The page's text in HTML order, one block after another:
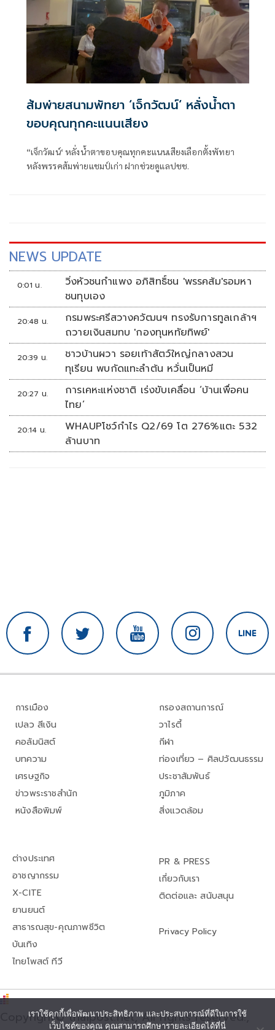
ส้มพ่ายสนามพัทยา ‘เจ็กวัฒน์‘ หลั่งน้ำตา
ขอบคุณทุกคะแนนเสียง
“เจ็กวัฒน์‘ หลั่งน้ำตาขอบคุณทุกคะแนนเสียงเลือกตั้งพัทยา
หลังพรรคส้มพ่ายแชมป์เก่า ฝากช่วยดูแลปชช.
NEWS UPDATE
0:01 น.
วิ่งหัวชนกำแพง อภิสิทธิ์ชน 'พรรคส้ม'รอมหา
ชนทุบเอง
20:48 น.
กรมพระศรีสวางควัฒนฯ ทรงรับการทูลเกล้าฯ
ถวายเงินสมทบ 'กองทุนหทัยทิพย์'
20:39 น.
ชาวบ้านผวา รอยเท้าสัตว์ใหญ่กลางสวน
ทุเรียน พบกัดแทะลำต้น หวั่นเป็นหมี
20:27 น.
การเคหะแห่งชาติ เร่งขับเคลื่อน ‘บ้านเพื่อคน
ไทย’
20:14 น.
WHAUPโชว์กำไร Q2/69 โต 276%แตะ 532
ล้านบาท
การเมือง
เปลว สีเงิน
คอลัมนิสต์
บทความ
เศรษฐกิจ
ข่าวพระราชสำนัก
หนังสือพิมพ์
กรองสถานการณ์
วาไรตี้
กีฬา
ท่องเที่ยว – ศิลปวัฒนธรรม
ประชาสัมพันธ์
ภูมิภาค
สิ่งแวดล้อม
ต่างประเทศ
อาชญากรรม
X-CITE
ยานยนต์
สาธารณสุข-คุณภาพชีวิต
บันเทิง
ไทยโพสต์ ทีวี
PR & PRESS
เกี่ยวกับเรา
ติดต่อและ สนับสนุน
Privacy Policy
Copyright© thaipost.net, All rights reserved.,
เราใช้คุกกี้เพื่อพัฒนาประสิทธิภาพ และประสบการณ์ที่ดีในการใช้
เว็บไซต์ของคุณ คุณสามารถศึกษารายละเอียดได้ที่นี่